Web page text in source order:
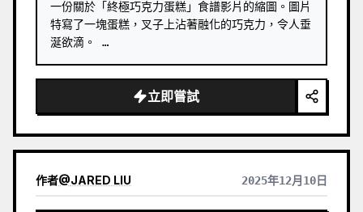
一份關於「終極巧克力蛋糕」食譜影片的縮圖。圖片
特寫了一塊蛋糕，叉子上沾著融化的巧克力，令人垂
涎欲滴。 …
立即嘗試
作者@JARED LIU 2025年12月10日